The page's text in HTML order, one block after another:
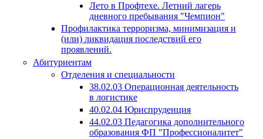
Лето в Профтехе. Летний лагерь
дневного пребывания "Чемпион"
Профилактика терроризма, минимизация и
(или) ликвидация последствий его
проявлений.
Абитуриентам
Отделения и специальности
38.02.03 Операционная деятельность
в логистике
40.02.04 Юриспруденция
44.02.03 Педагогика дополнительного
образования ФП "Профессионалитет"